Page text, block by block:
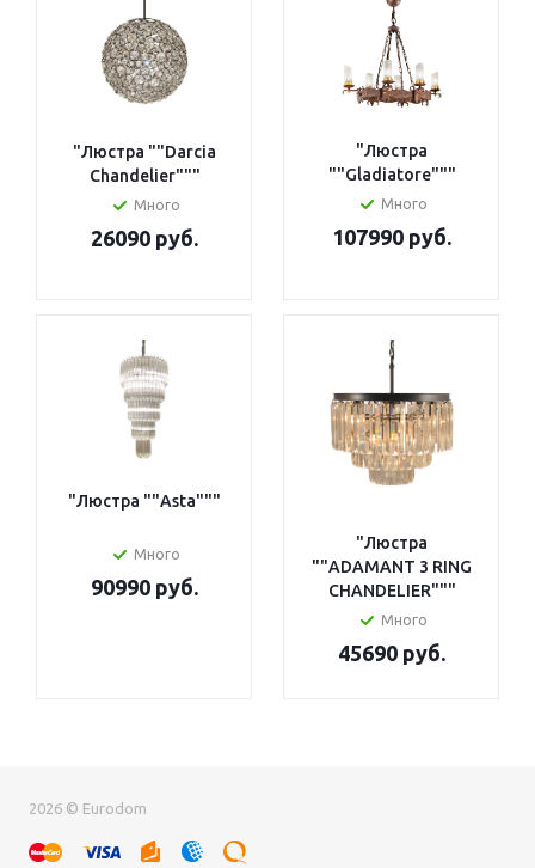
"Люстра ""Darcia
Chandelier"""
Много
26090 руб.
"Люстра
""Gladiatore"""
Много
107990 руб.
"Люстра ""Asta"""
Много
90990 руб.
"Люстра
""ADAMANT 3 RING
CHANDELIER"""
Много
45690 руб.
2026 © Eurodom